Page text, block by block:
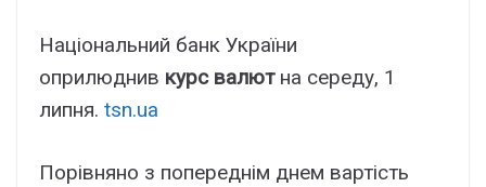
Національний банк України
оприлюднив курс валют на середу, 1
липня. tsn.ua
Порівняно з попереднім днем вартість